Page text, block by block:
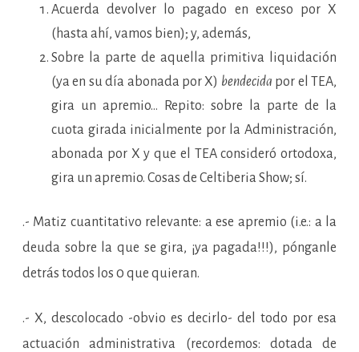
Acuerda devolver lo pagado en exceso por X
(hasta ahí, vamos bien); y, además,
Sobre la parte de aquella primitiva liquidación
(ya en su día abonada por X) bendecida por el TEA,
gira un apremio… Repito: sobre la parte de la
cuota girada inicialmente por la Administración,
abonada por X y que el TEA consideró ortodoxa,
gira un apremio. Cosas de Celtiberia Show; sí.
.- Matiz cuantitativo relevante: a ese apremio (i.e.: a la
deuda sobre la que se gira, ¡ya pagada!!!), pónganle
detrás todos los 0 que quieran.
.- X, descolocado -obvio es decirlo- del todo por esa
actuación administrativa (recordemos: dotada de